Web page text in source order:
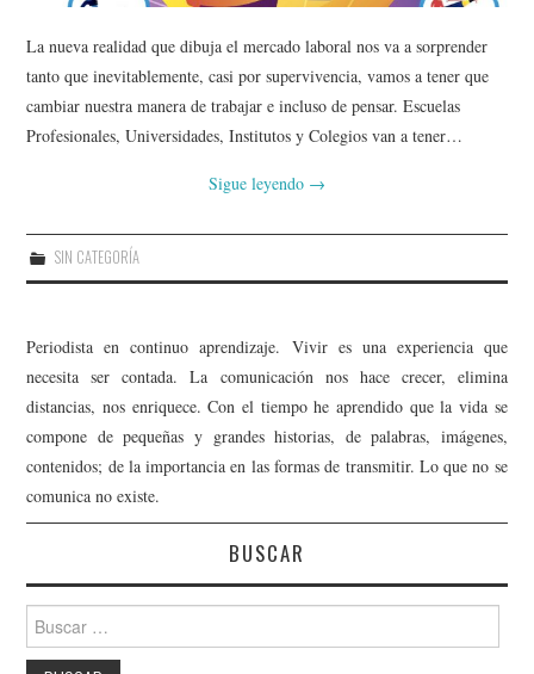
La nueva realidad que dibuja el mercado laboral nos va a sorprender
tanto que inevitablemente, casi por supervivencia, vamos a tener que
cambiar nuestra manera de trabajar e incluso de pensar. Escuelas
Profesionales, Universidades, Institutos y Colegios van a tener…
Sigue leyendo →
SIN CATEGORÍA
Periodista en continuo aprendizaje. Vivir es una experiencia que
necesita ser contada. La comunicación nos hace crecer, elimina
distancias, nos enriquece. Con el tiempo he aprendido que la vida se
compone de pequeñas y grandes historias, de palabras, imágenes,
contenidos; de la importancia en las formas de transmitir. Lo que no se
comunica no existe.
BUSCAR
Buscar: